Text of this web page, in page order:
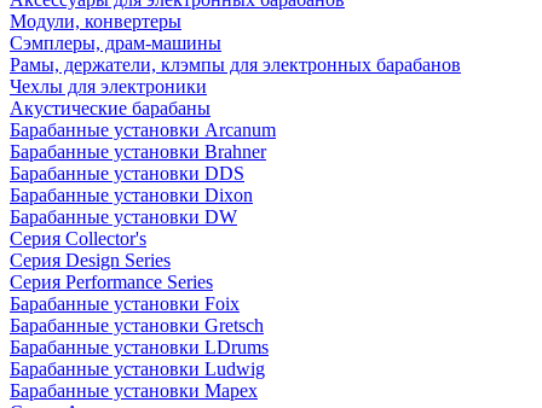
Модули, конвертеры
Сэмплеры, драм-машины
Рамы, держатели, клэмпы для электронных барабанов
Чехлы для электроники
Акустические барабаны
Барабанные установки Arcanum
Барабанные установки Brahner
Барабанные установки DDS
Барабанные установки Dixon
Барабанные установки DW
Серия Collector's
Серия Design Series
Серия Performance Series
Барабанные установки Foix
Барабанные установки Gretsch
Барабанные установки LDrums
Барабанные установки Ludwig
Барабанные установки Mapex